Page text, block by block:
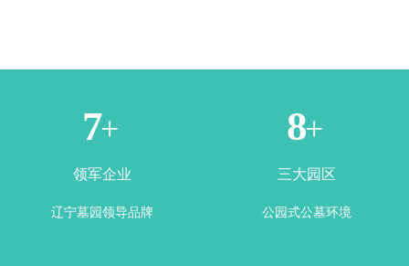
1+
领军企业
辽宁墓园领导品牌
3+
三大园区
公园式公墓环境